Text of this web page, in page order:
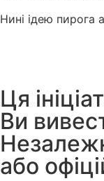
Нині ідею пирога
Ця
Ви
або